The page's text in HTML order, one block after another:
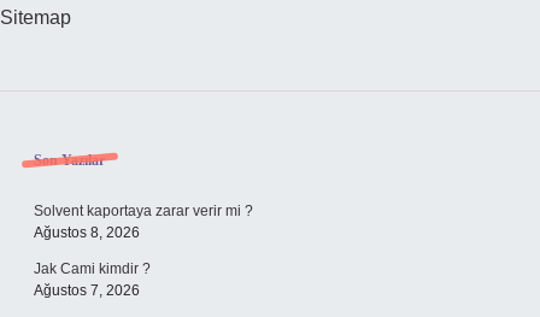
Sitemap
Sidebar
Son Yazılar
Solvent kaportaya zarar verir mi ?
Ağustos 8, 2026
Jak Cami kimdir ?
Ağustos 7, 2026